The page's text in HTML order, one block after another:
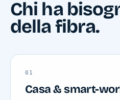
Chi ha
della fibra.
01
Casa & smart-